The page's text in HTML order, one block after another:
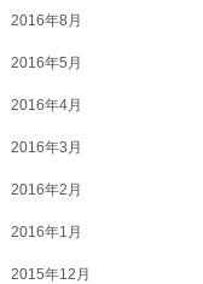
2016年8月
2016年5月
2016年4月
2016年3月
2016年2月
2016年1月
2015年12月